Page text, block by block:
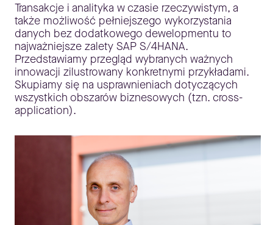
Transakcje i analityka w czasie rzeczywistym, a
także możliwość pełniejszego wykorzystania
danych bez dodatkowego dewelopmentu to
najważniejsze zalety SAP S/4HANA.
Przedstawiamy przegląd wybranych ważnych
innowacji zilustrowany konkretnymi przykładami.
Skupiamy się na usprawnieniach dotyczących
wszystkich obszarów biznesowych (tzn. cross-
application).